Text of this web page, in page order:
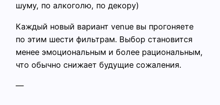
шуму, по алкоголю, по декору)
Каждый новый вариант venue вы прогоняете
по этим шести фильтрам. Выбор становится
менее эмоциональным и более рациональным,
что обычно снижает будущие сожаления.
—